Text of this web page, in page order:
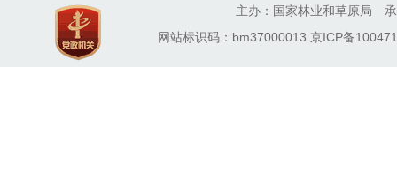
主办：国家林业和草原局
网站标识码：bm37000013 京ICP备